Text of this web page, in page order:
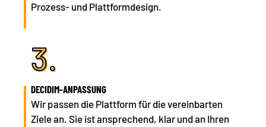
Prozess- und Plattformdesign.
3.
DECIDIM-ANPASSUNG
Wir passen die Plattform für die vereinbarten
Ziele an. Sie ist ansprechend, klar und an Ihren